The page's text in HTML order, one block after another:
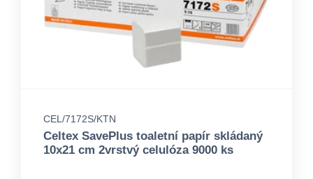
CEL/7172S/KTN
Celtex SavePlus toaletní papír skládaný
10x21 cm 2vrstvý celulóza 9000 ks